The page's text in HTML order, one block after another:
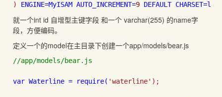
) ENGINE=MyISAM AUTO_INCREMENT=9 DEFAULT
就一个int id 自增型主键字段 和一个 varchar(255) 的name字
段，方便编码。
定义一个的model在主目录下创建一个app/models/bear.js
//app/models/bear.js
var Waterline = require( 'waterline');